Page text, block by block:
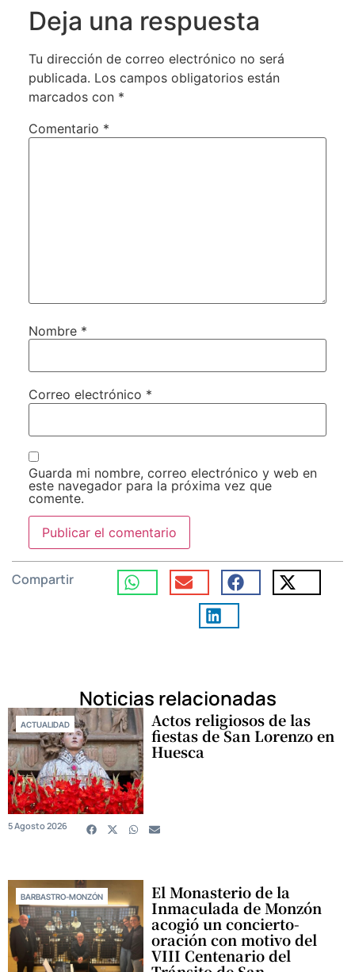
Deja una respuesta
Tu dirección de correo electrónico no será
publicada. Los campos obligatorios están
marcados con *
Comentario *
Nombre *
Correo electrónico *
Guarda mi nombre, correo electrónico y web en
este navegador para la próxima vez que
comente.
Compartir
Noticias relacionadas
ACTUALIDAD Actos religiosos de las
fiestas de San Lorenzo en
Huesca
5 Agosto 2026
BARBASTRO-MONZÓN El Monasterio de la
Inmaculada de Monzón
acogió un concierto-
oración con motivo del
VIII Centenario del